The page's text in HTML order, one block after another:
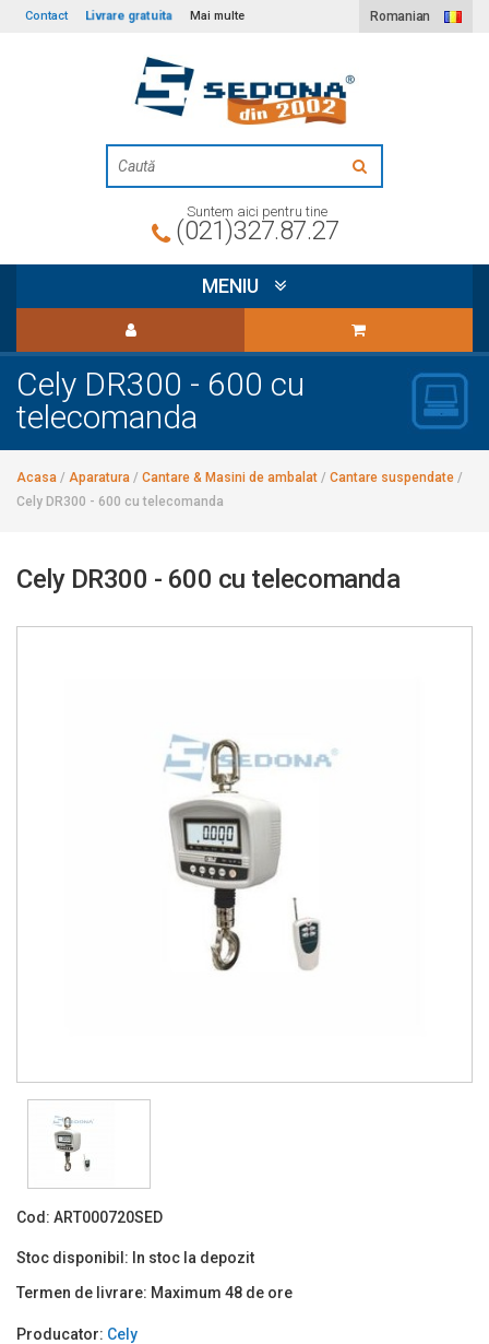
Contact Livrare gratuita Mai multe Romanian
Suntem aici pentru tine
(021)327.87.27
MENIU
Cely DR300 - 600 cu
telecomanda
Acasa / Aparatura / Cantare & Masini de ambalat / Cantare suspendate /
Cely DR300 - 600 cu telecomanda
Cely DR300 - 600 cu telecomanda
Cod: ART000720SED
Stoc disponibil: In stoc la depozit
Termen de livrare: Maximum 48 de ore
Producator: Cely